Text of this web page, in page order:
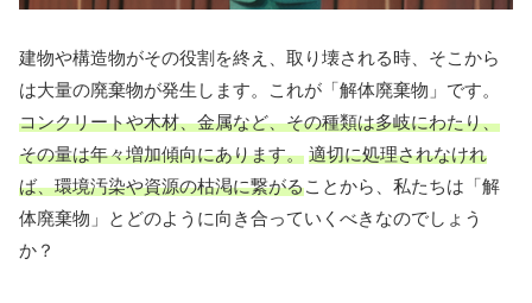
建物や構造物がその役割を終え、取り壊される時、そこから
は大量の廃棄物が発生します。これが「解体廃棄物」です。
コンクリートや木材、金属など、その種類は多岐にわたり、
その量は年々増加傾向にあります。 適切に処理されなけれ
ば、環境汚染や資源の枯渇に繋がることから、私たちは「解
体廃棄物」とどのように向き合っていくべきなのでしょう
か？